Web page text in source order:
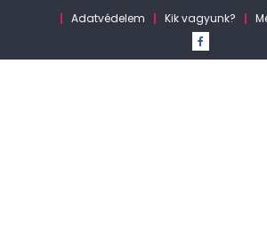
Adatvédelem Kik vagyunk?